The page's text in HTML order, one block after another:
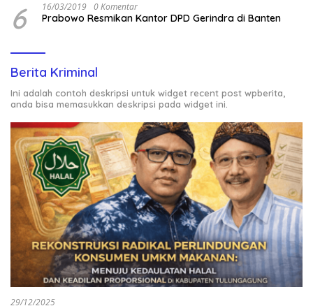
6 16/03/2019 0 Komentar
Prabowo Resmikan Kantor DPD Gerindra di Banten
Berita Kriminal
Ini adalah contoh deskripsi untuk widget recent post wpberita,
anda bisa memasukkan deskripsi pada widget ini.
29/12/2025